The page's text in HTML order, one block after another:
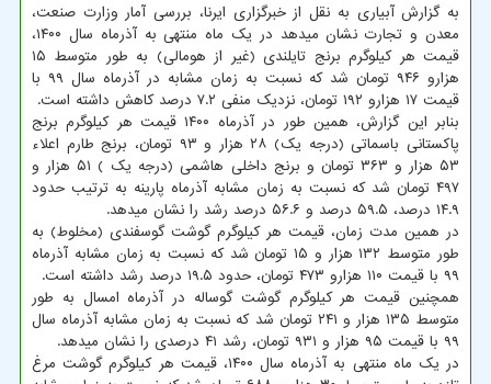
به گزارش آبیاری به نقل از خبرگزاری ایرنا، بررسی آمار وزارت صنعت،
معدن و تجارت نشان میدهد در یک ماه منتهی به آذرماه سال ۱۴۰۰،
قیمت هر کیلوگرم برنج تایلندی (غیر از هومالی) به طور متوسط ۱۵
هزارو ۹۴۶ تومان شد که نسبت به زمان مشابه در آذرماه سال ۹۹ با
قیمت ۱۷ هزارو ۱۹۲ تومان، نزدیک منفی ۷.۲ درصد کاهش داشته است.
بنابر این گزارش، همین طور در آذرماه ۱۴۰۰ قیمت هر کیلوگرم برنج
پاکستانی باسماتی (درجه یک) ۲۸ هزار و ۹۳ تومان، برنج طارم اعلاء
۵۳ هزار و ۳۶۳ تومان و برنج داخلی هاشمی (درجه یک ) ۵۱ هزار و
۴۹۷ تومان شد که نسبت به زمان مشابه آذرماه پارینه به ترتیب حدود
۱۴.۹ درصد، ۵۹.۵ درصد و ۵۶.۶ درصد رشد را نشان میدهد.
در همین مدت زمان، قیمت هر کیلوگرم گوشت گوسفندی (مخلوط) به
طور متوسط ۱۳۲ هزار و ۱۵ تومان شد که نسبت به زمان مشابه آذرماه
۹۹ با قیمت ۱۱۰ هزارو ۴۷۳ تومان، حدود ۱۹.۵ درصد رشد داشته است.
همچنین قیمت هر کیلوگرم گوشت گوساله در آذرماه امسال به طور
متوسط ۱۳۵ هزار و ۲۴۱ تومان شد که نسبت به زمان مشابه آذرماه سال
۹۹ با قیمت ۹۵ هزار و ۹۳۱ تومان، رشد ۴۱ درصدی را نشان میدهد.
در یک ماه منتهی به آذرماه سال ۱۴۰۰، قیمت هر کیلوگرم گوشت مرغ